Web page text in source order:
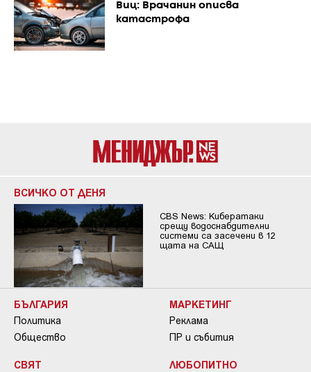
Виц: Врачанин описва
катастрофа
ВСИЧКО ОТ ДЕНЯ
CBS News: Кибератаки
срещу водоснабдителни
системи са засечени в 12
щата на САЩ
БЪЛГАРИЯ
Политика
Общество
СВЯТ
МАРКЕТИНГ
Реклама
ПР и събития
ЛЮБОПИТНО